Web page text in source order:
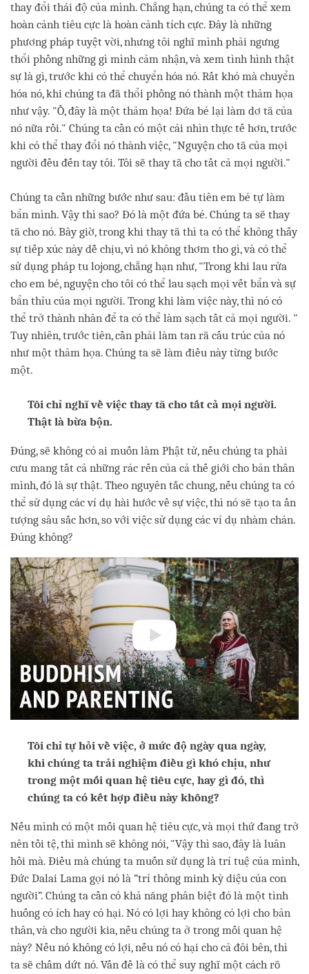
thay đổi thái độ của mình. Chẳng hạn, chúng ta có thể xem
hoàn cảnh tiêu cực là hoàn cảnh tích cực. Đây là những
phương pháp tuyệt vời, nhưng tôi nghĩ mình phải ngưng
thổi phồng những gì mình cảm nhận, và xem tình hình thật
sự là gì, trước khi có thể chuyển hóa nó. Rất khó mà chuyển
hóa nó, khi chúng ta đã thổi phồng nó thành một thảm họa
như vậy. "Ồ, đây là một thảm họa! Đứa bé lại làm dơ tã của
nó nữa rồi." Chúng ta cần có một cái nhìn thực tế hơn, trước
khi có thể thay đổi nó thành việc, "Nguyện cho tã của mọi
người đều đến tay tôi. Tôi sẽ thay tã cho tất cả mọi người."
Chúng ta cần những bước như sau: đầu tiên em bé tự làm
bẩn mình. Vậy thì sao? Đó là một đứa bé. Chúng ta sẽ thay
tã cho nó. Bây giờ, trong khi thay tã thì ta có thể không thấy
sự tiếp xúc này dễ chịu, vì nó không thơm tho gì, và có thể
sử dụng pháp tu lojong, chẳng hạn như, "Trong khi lau rửa
cho em bé, nguyện cho tôi có thể lau sạch mọi vết bẩn và sự
bẩn thỉu của mọi người. Trong khi làm việc này, thì nó có
thể trở thành nhân để ta có thể làm sạch tất cả mọi người. "
Tuy nhiên, trước tiên, cần phải làm tan rã cấu trúc của nó
như một thảm họa. Chúng ta sẽ làm điều này từng bước
một.
Tôi chỉ nghĩ về việc thay tã cho tất cả mọi người.
Thật là bừa bộn.
Đúng, sẽ không có ai muốn làm Phật tử, nếu chúng ta phải
cưu mang tất cả những rác rến của cả thế giới cho bản thân
mình, đó là sự thật. Theo nguyên tắc chung, nếu chúng ta có
thể sử dụng các ví dụ hài hước về sự việc, thì nó sẽ tạo ta ấn
tượng sâu sắc hơn, so với việc sử dụng các ví dụ nhàm chán.
Đúng không?
Tôi chỉ tự hỏi về việc, ở mức độ ngày qua ngày,
khi chúng ta trải nghiệm điều gì khó chịu, như
trong một mối quan hệ tiêu cực, hay gì đó, thì
chúng ta có kết hợp điều này không?
Nếu mình có một mối quan hệ tiêu cực, và mọi thứ đang trở
nên tồi tệ, thì mình sẽ không nói, "Vậy thì sao, đây là luân
hồi mà. Điều mà chúng ta muốn sử dụng là trí tuệ của mình,
Đức Dalai Lama gọi nó là “trí thông minh kỳ diệu của con
người”. Chúng ta cần có khả năng phân biệt đó là một tình
huống có ích hay có hại. Nó có lợi hay không có lợi cho bản
thân, và cho người kia, nếu chúng ta ở trong mối quan hệ
này? Nếu nó không có lợi, nếu nó có hại cho cả đôi bên, thì
ta sẽ chấm dứt nó. Vấn đề là có thể suy nghĩ một cách rõ